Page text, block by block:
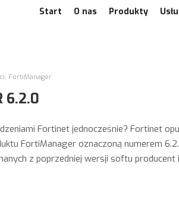
Start O nas Produkty
, FortiManager
6.2.0
Fortinet jednocześnie? Fortinet
FortiManager oznaczoną numerem
z poprzedniej wersji softu